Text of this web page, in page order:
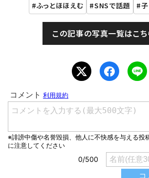
ふっとほほえむ SNSで話題
この記事の写真一覧はこち